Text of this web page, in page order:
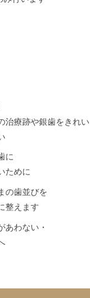
治療跡や銀歯をきれい
に
ために
の歯並びを
整えます
あわない・